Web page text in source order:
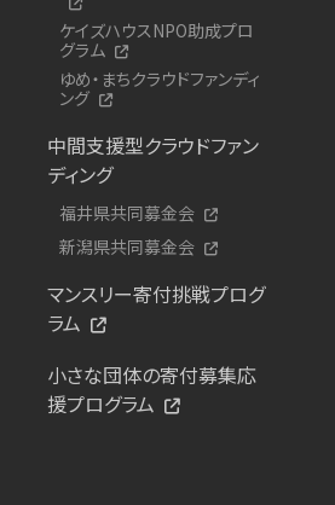
ケイズハウスNPO助成プロ
グラム
ゆめ・まちクラウドファンディ
ング
中間支援型クラウドファン
ディング
福井県共同募金会
新潟県共同募金会
マンスリー寄付挑戦プログ
ラム
小さな団体の寄付募集応
援プログラム